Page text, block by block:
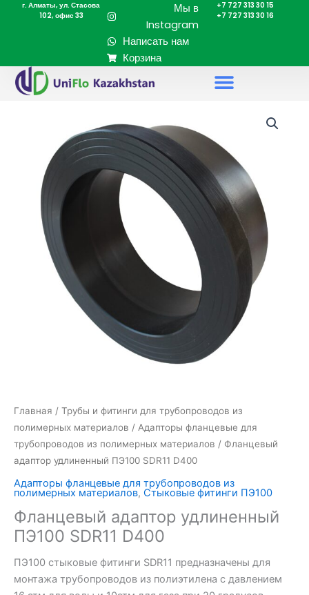
Перейтиг. Алматы, ул. Стасова
102, офис 33
Мы в
Instagram
Написать нам
Корзина
+7 727 313 30 15
+7 727 313 30 16
Главная / Трубы и фитинги для трубопроводов из
полимерных материалов / Адапторы фланцевые для
трубопроводов из полимерных материалов / Фланцевый
адаптор удлиненный ПЭ100 SDR11 D400
Адапторы фланцевые для трубопроводов из
полимерных материалов, Стыковые фитинги ПЭ100
Фланцевый адаптор удлиненный
ПЭ100 SDR11 D400
ПЭ100 стыковые фитинги SDR11 предназначены для
монтажа трубопроводов из полиэтилена с давлением